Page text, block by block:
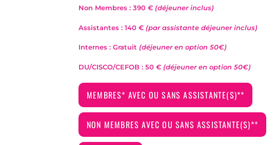
Non Membres : 390 € (déjeuner inclus)
Assistantes : 140 € (par assistante déjeuner inclus)
Internes : Gratuit (déjeuner en option 50€)
DU/CISCO/CEFOB : 50 € (déjeuner en option 50€)
MEMBRES* AVEC OU SANS ASSISTANTE(S)**
NON MEMBRES AVEC OU SANS ASSISTANTE(S)**